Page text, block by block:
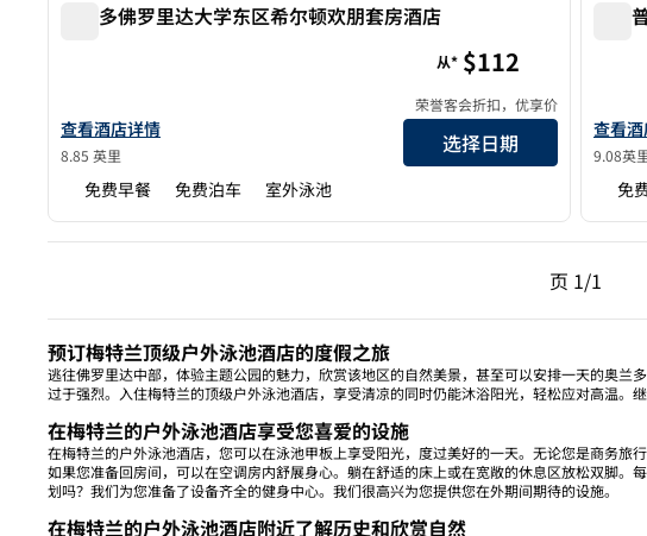
奥兰多佛罗里达大学东区希尔顿欢朋套房酒店
查看欢朋Orlando/East UCF Area的详情
查看酒店详情
8.85 英里
从* $112
荣誉客会折扣，优享价
选择日期
免费早餐 免费泊车 室外泳池
阿
查看
查看
9.08英
免
页 1/1
上一页，第 1页
页 1/1
预订梅特兰顶级户外泳池酒店的度假之旅
逃往佛罗里达中部，体验主题公园的魅力，欣赏该地区的自然美景，甚至可以安排一天的奥
过于强烈。入住梅特兰的顶级户外泳池酒店，享受清凉的同时仍能沐浴阳光，轻松应对高温。
在梅特兰的户外泳池酒店享受您喜爱的设施
在梅特兰的户外泳池酒店，您可以在泳池甲板上享受阳光，度过美好的一天。无论您是商务旅
如果您准备回房间，可以在空调房内舒展身心。躺在舒适的床上或在宽敞的休息区放松双脚
划吗？我们为您准备了设备齐全的健身中心。我们很高兴为您提供您在外期间期待的设施。
在梅特兰的户外泳池酒店附近了解历史和欣赏自然